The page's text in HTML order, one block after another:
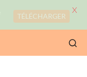
TÉLÉCHARGER
X